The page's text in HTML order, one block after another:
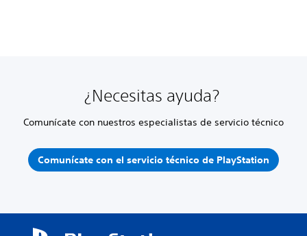
¿Necesitas ayuda?
Comunícate con nuestros especialistas de servicio técnico
Comunícate con el servicio técnico de PlayStation